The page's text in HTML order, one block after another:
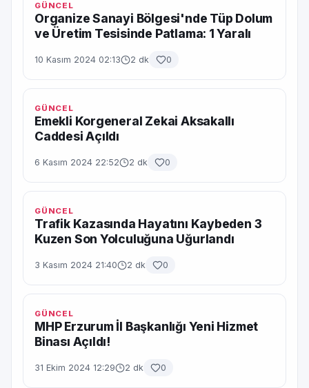
GÜNCEL
Organize Sanayi Bölgesi'nde Tüp Dolum
ve Üretim Tesisinde Patlama: 1 Yaralı
10 Kasım 2024 02:13 2 dk 0
GÜNCEL
Emekli Korgeneral Zekai Aksakallı
Caddesi Açıldı
6 Kasım 2024 22:52 2 dk 0
GÜNCEL
Trafik Kazasında Hayatını Kaybeden 3
Kuzen Son Yolculuğuna Uğurlandı
3 Kasım 2024 21:40 2 dk 0
GÜNCEL
MHP Erzurum İl Başkanlığı Yeni Hizmet
Binası Açıldı!
31 Ekim 2024 12:29 2 dk 0